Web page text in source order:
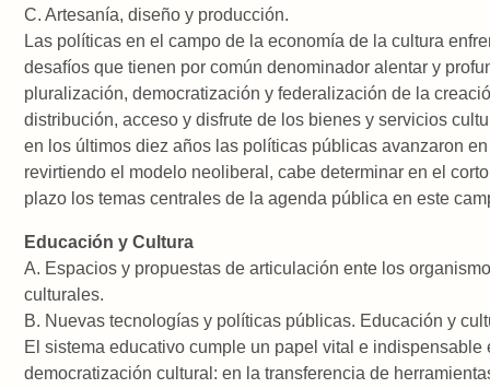
C. Artesanía, diseño y producción.
Las políticas en el campo de la economía de la cultura
desafíos que tienen por común denominador alentar y
pluralización, democratización y federalización de la
distribución, acceso y disfrute de los bienes y servicios
en los últimos diez años las políticas públicas avanzaron
revirtiendo el modelo neoliberal, cabe determinar en el
plazo los temas centrales de la agenda pública en este
Educación y Cultura
A. Espacios y propuestas de articulación ente los
culturales.
B. Nuevas tecnologías y políticas públicas. Educación y
El sistema educativo cumple un papel vital e indispensable
democratización cultural: en la transferencia de